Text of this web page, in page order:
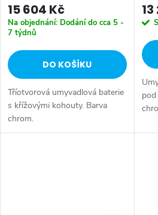
15 604 Kč
Na objednání: Dodání do cca 5 -
7 týdnů
DO KOŠÍKU
Tříotvorová umyvadlová baterie
s křížovými kohouty. Barva
chrom.